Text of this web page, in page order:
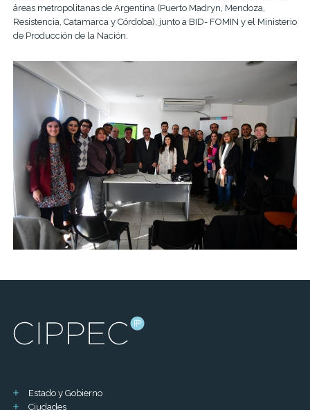
áreas metropolitanas de Argentina (Puerto Madryn, Mendoza,
Resistencia, Catamarca y Córdoba), junto a BID- FOMIN y el Ministerio
de Producción de la Nación.
Estado y Gobierno
Ciudades